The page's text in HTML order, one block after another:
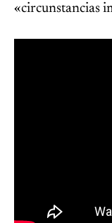
«circunstancias